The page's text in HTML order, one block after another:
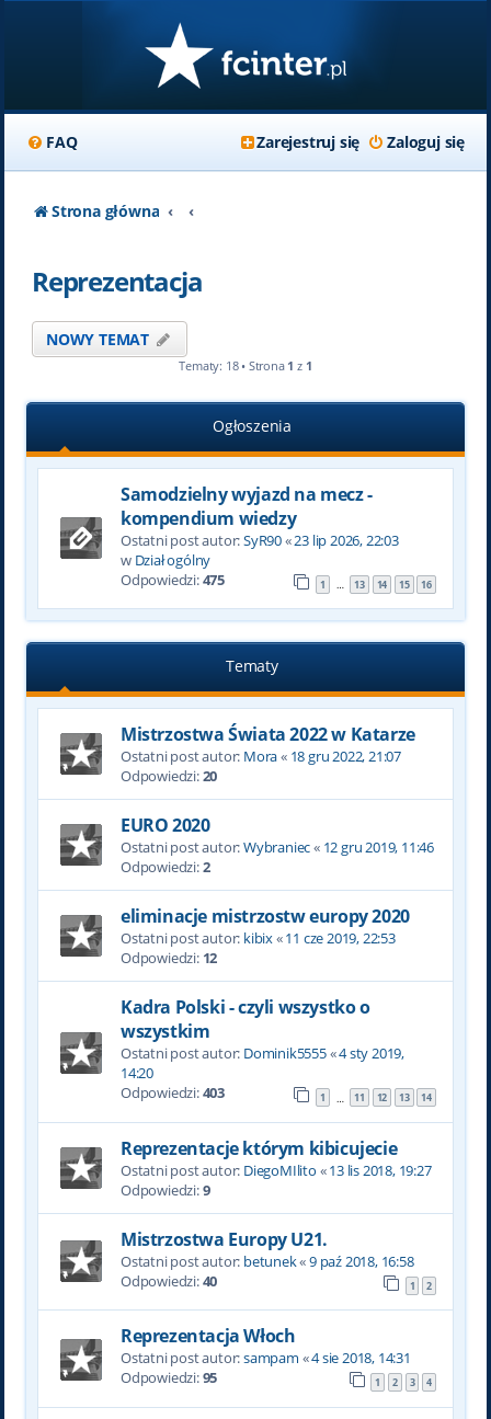
FAQ Zaloguj się
Zarejestruj się
Strona główna
Reprezentacja
NOWY TEMAT
Tematy: 18 • Strona 1 z 1
Ogłoszenia
Samodzielny wyjazd na mecz -
kompendium wiedzy
Ostatni post autor:SyR90«23 lip 2026, 22:03
w Dział ogólny
Odpowiedzi:475 1 … 13 14 15 16
Tematy
Mistrzostwa Świata 2022 w Katarze
Ostatni post autor: Mora« 18 gru 2022, 21:07
Odpowiedzi:20
EURO 2020
Ostatni post autor:Wybraniec« 12 gru 2019, 11:46
Odpowiedzi:2
eliminacje mistrzostw europy 2020
Ostatni post autor: kibix«11 cze 2019, 22:53
Odpowiedzi: 12
Kadra Polski - czyli wszystko o
wszystkim
Ostatni post autor: Dominik5555«4 sty 2019,
14:20
Odpowiedzi:403 1 … 11 12 13 14
Reprezentacje którym kibicujecie
Ostatni post autor: DiegoMIlito «13 lis 2018, 19:27
Odpowiedzi:9
Mistrzostwa Europy U21.
Ostatni post autor: betunek«9 paź 2018, 16:58
Odpowiedzi:40 1 2
Reprezentacja Włoch
Ostatni post autor:sampam «4 sie 2018, 14:31
Odpowiedzi:95 1 2 3 4